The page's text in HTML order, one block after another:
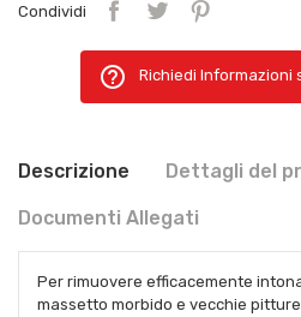
Condividi
help_outline Richiedi
Descrizione Dettagli del
Documenti Allegati
Per rimuovere efficacemente
massetto morbido e vecchie